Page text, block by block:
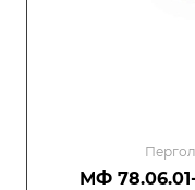
МФ